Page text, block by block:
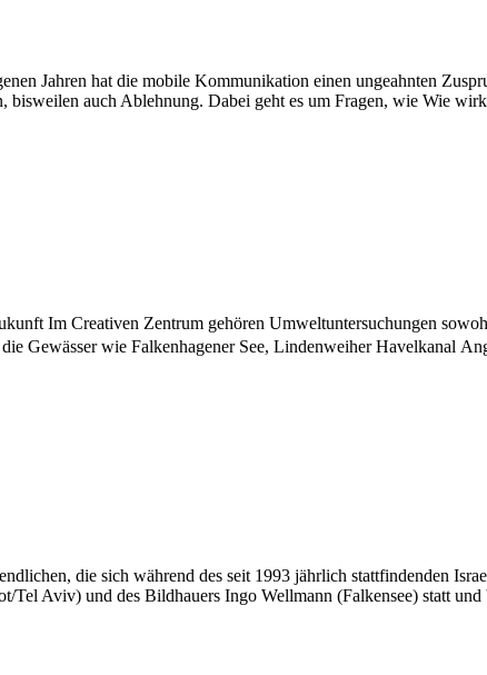
Jahren hat die mobile Kommunikation einen ungeahnten
auch Ablehnung. Dabei geht es um Fragen, wie Wie
Im Creativen Zentrum gehören Umweltuntersuchungen
wie Falkenhagener See, Lindenweiher Havelkanal
die sich während des seit 1993 jährlich stattfindenden
Aviv) und des Bildhauers Ingo Wellmann (Falkensee) statt und